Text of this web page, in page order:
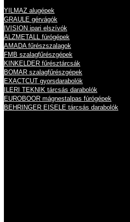
YILMAZ alugépek
GRAULE gérvágók
IVISION ipari elszívók
ALZMETALL fúrógépek
AMADA fűrészszalagok
FMB szalagfűrészgépek
KINKELDER fűrésztárcsák
BOMAR szalagfűrészgépek
EXACTCUT gyorsdarabolók
ILERI TEKNIK tárcsás darabolók
EUROBOOR mágnestalpas fúrógépek
BEHRINGER EISELE tárcsás darabolók